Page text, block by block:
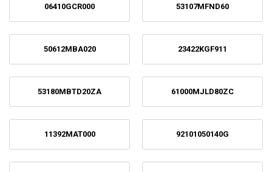
06410GCR000 53107MFND60
50612MBA020 23422KGF911
53180MBTD20ZA 61000MJLD80ZC
11392MAT000 92101050140G